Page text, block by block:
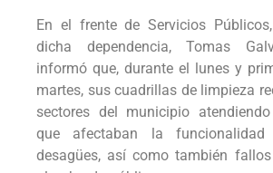
En el frente de Servicios
dicha dependencia, Tomas
informó que, durante el lunes y
martes, sus cuadrillas de limpieza
sectores del municipio
que afectaban la funcionalidad
desagües, así como también